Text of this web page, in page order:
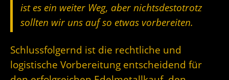
ist es ein weiter Weg, aber nichtsdestotrotz
sollten wir uns auf so etwas vorbereiten.
Schlussfolgernd ist die rechtliche und
logistische Vorbereitung entscheidend für